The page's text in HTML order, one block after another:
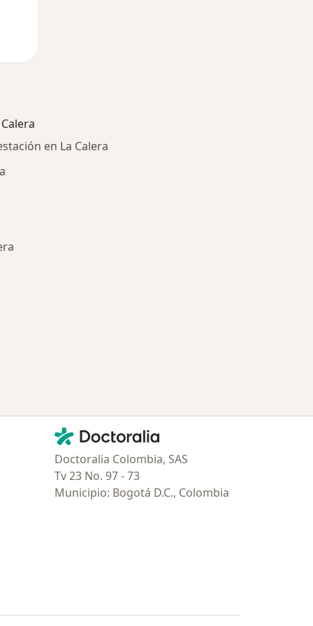
en La Calera
Contacto
Doctoralia - Página de inicio
Doctoralia Colombia, SAS
Tv 23 No. 97 - 73
Municipio: Bogotá D.C., Colombia